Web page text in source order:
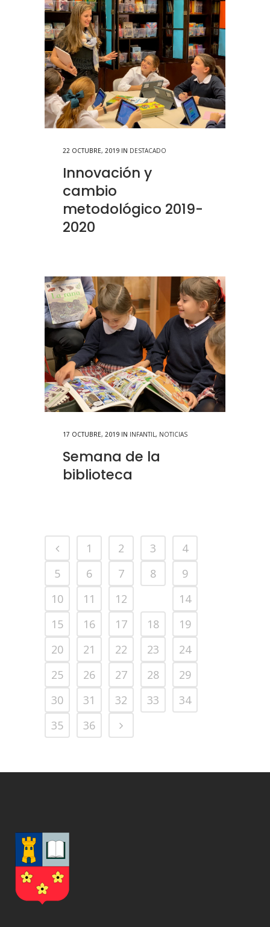
22 OCTUBRE, 2019 IN DESTACADO
Innovación y
cambio
metodológico 2019-
2020
17 OCTUBRE, 2019 IN INFANTIL , NOTICIAS
Semana de la
biblioteca
1 2 3
4
5
6 7 8
9
10
11 12
14
15
16 17 18
19
20
21 22 23
24
25
26 27 28
29
30
31 32 33
34
35
36